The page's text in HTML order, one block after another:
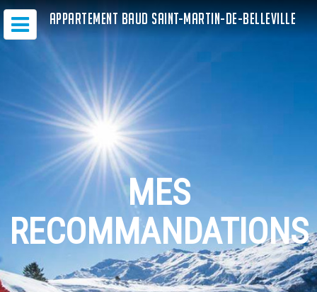
APPARTEMENT BAUD SAINT-MARTIN-DE-BELLEVILLE
MES
RECOMMANDATIONS